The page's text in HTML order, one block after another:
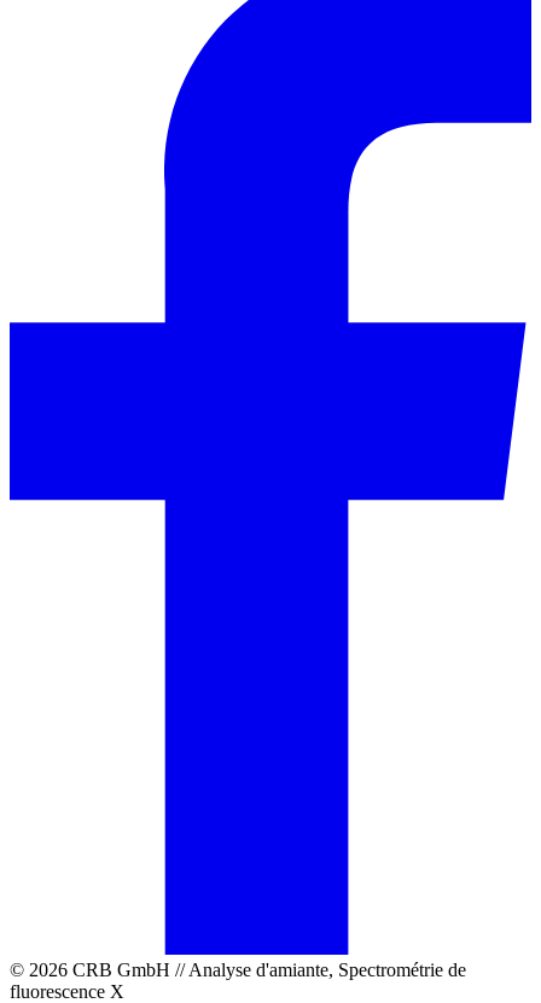
© 2026 CRB GmbH // Analyse d'amiante, Spectrométrie de
fluorescence X